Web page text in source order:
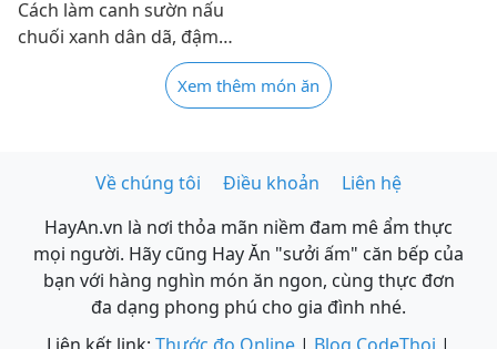
Cách làm canh sườn nấu
chuối xanh dân dã, đậm
đà cho bữa cơm gia đình
Xem thêm món ăn
Về chúng tôi Điều khoản
Liên hệ
HayAn.vn là nơi thỏa mãn niềm đam mê ẩm thực
mọi người. Hãy cũng Hay Ăn "sưởi ấm" căn bếp của
bạn với hàng nghìn món ăn ngon, cùng thực đơn
đa dạng phong phú cho gia đình nhé.